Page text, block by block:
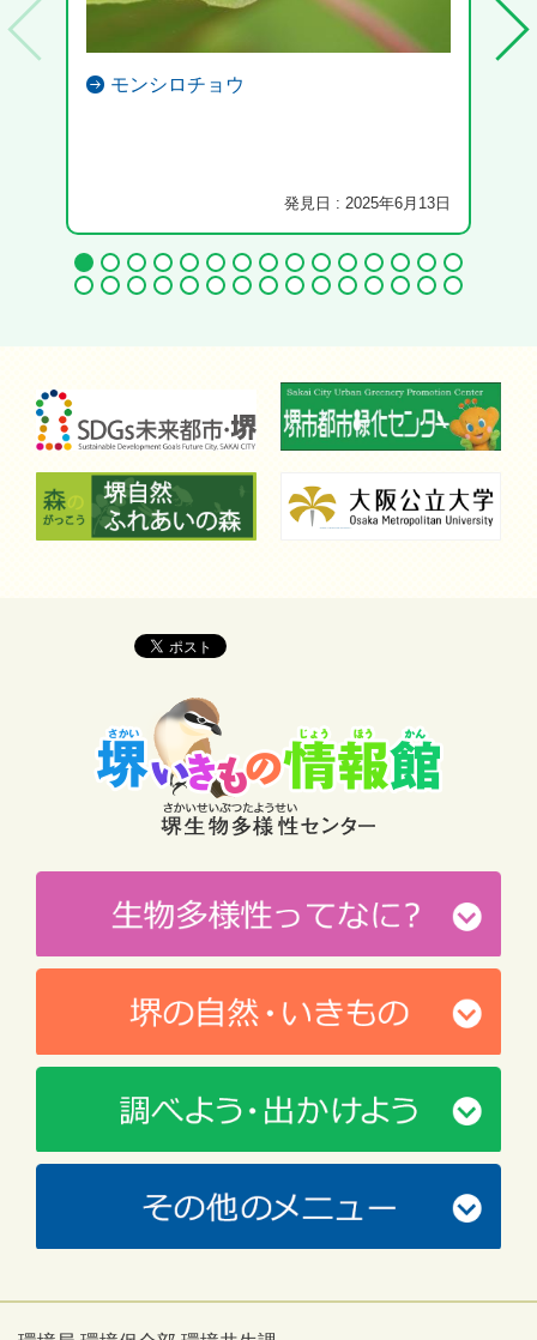
モンシロチョウ
発見日 : 2025年6月13日